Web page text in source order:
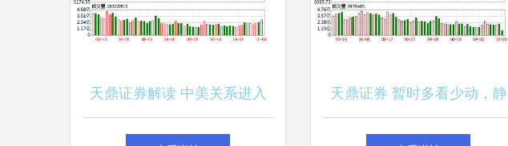
天鼎证券解读 中美关系进入
新阶段，或将极大提振A股与
天鼎证券 暂时多看少动，静
待市场再次放量的机会